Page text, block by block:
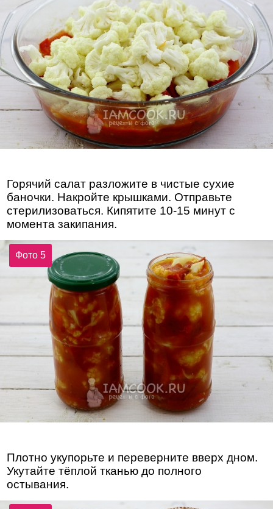
Горячий салат разложите в чистые сухие
баночки. Накройте крышками. Отправьте
стерилизоваться. Кипятите 10-15 минут с
момента закипания.
Фото 5
Плотно укупорьте и переверните вверх дном.
Укутайте тёплой тканью до полного
остывания.